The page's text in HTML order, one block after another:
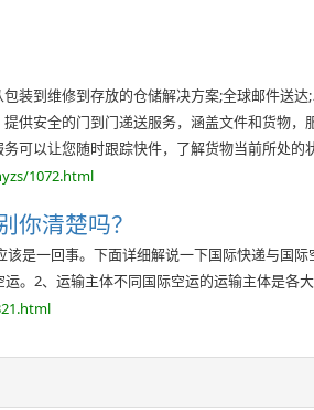
装到维修到存放的仓储解决方案;全球邮件送
供安全的门到门递送服务，涵盖文件和货物
可以让您随时跟踪快件，了解货物当前所处的
1072.html
你清楚吗？
是一回事。下面详细解说一下国际快递与国
。2、运输主体不同国际空运的运输主体是各